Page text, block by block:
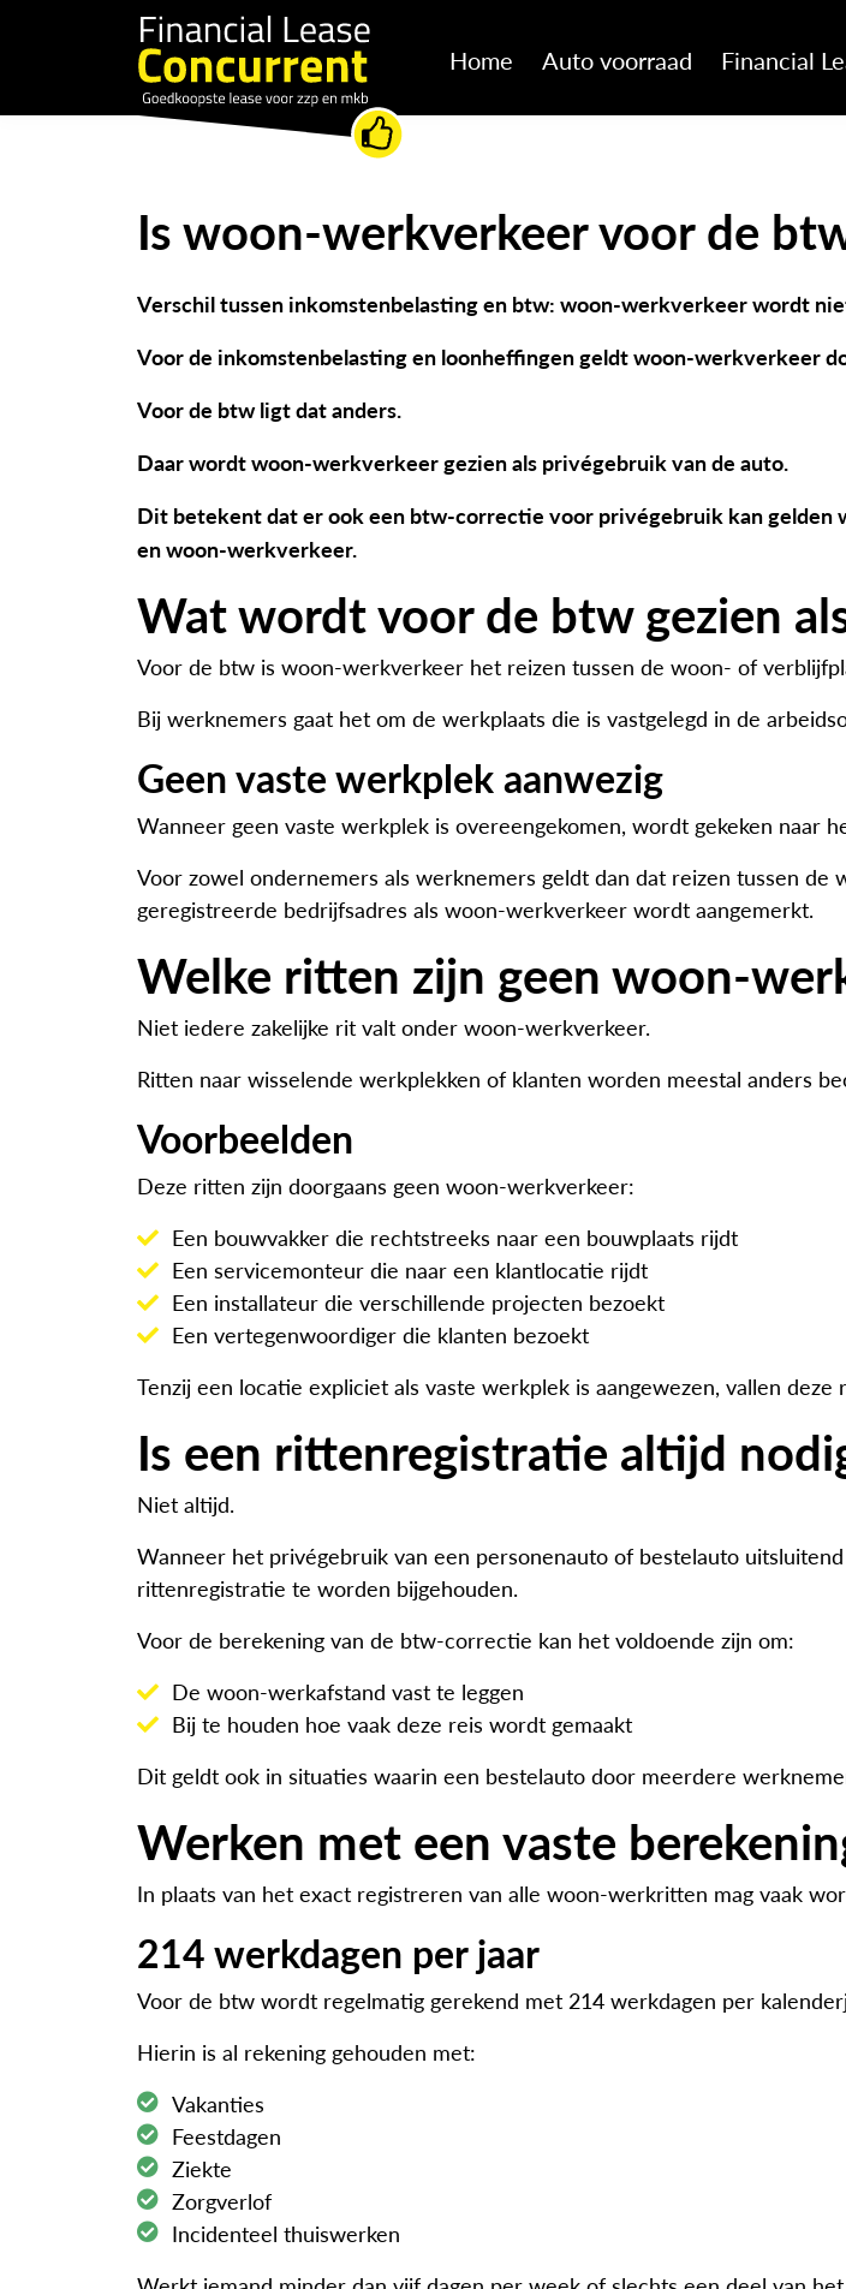
Home Auto voorraad Financial
Is woon-werkverkeer voor de
Verschil tussen inkomstenbelasting en btw: woon-werkverkeer wordt
Voor de inkomstenbelasting en loonheffingen geldt woon-werkverkeer
Voor de btw ligt dat anders.
Daar wordt woon-werkverkeer gezien als privégebruik van de auto.
Dit betekent dat er ook een btw-correctie voor privégebruik kan
en woon-werkverkeer.
Wat wordt voor de btw gezien
Voor de btw is woon-werkverkeer het reizen tussen de woon- of
Bij werknemers gaat het om de werkplaats die is vastgelegd in de
Geen vaste werkplek aanwezig
Wanneer geen vaste werkplek is overeengekomen, wordt gekeken naar
Voor zowel ondernemers als werknemers geldt dan dat reizen tussen
geregistreerde bedrijfsadres als woon-werkverkeer wordt aangemerkt.
Welke ritten zijn geen woon-
Niet iedere zakelijke rit valt onder woon-werkverkeer.
Ritten naar wisselende werkplekken of klanten worden meestal anders
Voorbeelden
Deze ritten zijn doorgaans geen woon-werkverkeer:
Een bouwvakker die rechtstreeks naar een bouwplaats rijdt
Een servicemonteur die naar een klantlocatie rijdt
Een installateur die verschillende projecten bezoekt
Een vertegenwoordiger die klanten bezoekt
Tenzij een locatie expliciet als vaste werkplek is aangewezen, vallen
Is een rittenregistratie altijd
Niet altijd.
Wanneer het privégebruik van een personenauto of bestelauto
rittenregistratie te worden bijgehouden.
Voor de berekening van de btw-correctie kan het voldoende zijn om:
De woon-werkafstand vast te leggen
Bij te houden hoe vaak deze reis wordt gemaakt
Dit geldt ook in situaties waarin een bestelauto door meerdere
Werken met een vaste
In plaats van het exact registreren van alle woon-werkritten mag vaak
214 werkdagen per jaar
Voor de btw wordt regelmatig gerekend met 214 werkdagen per
Hierin is al rekening gehouden met:
Vakanties
Feestdagen
Ziekte
Zorgverlof
Incidenteel thuiswerken